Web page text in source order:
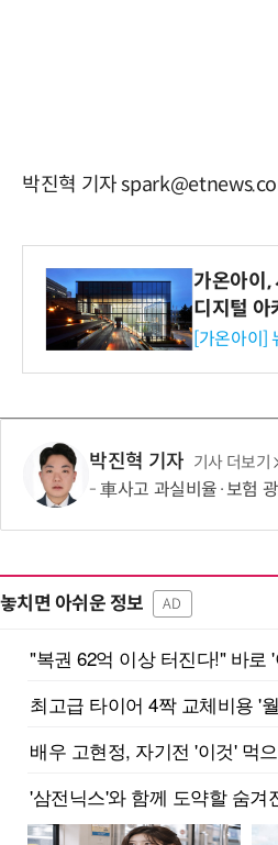
박진혁 기자
가온아이,
디지털 아
수행
[가온아이]
박진혁 기자 기사 더보기
車사고 과실비율·보험 광고 AI가 심의한
놓치면 아쉬운 정보 AD